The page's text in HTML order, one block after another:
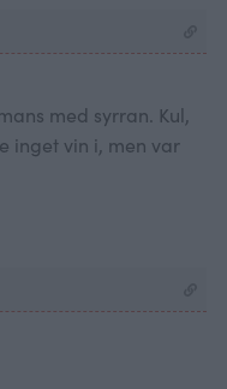
med syrran. Kul,
inget vin i, men var